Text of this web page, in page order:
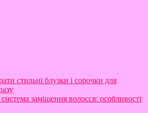
стильні блузки і сорочки для
заміщення волосся: особливості